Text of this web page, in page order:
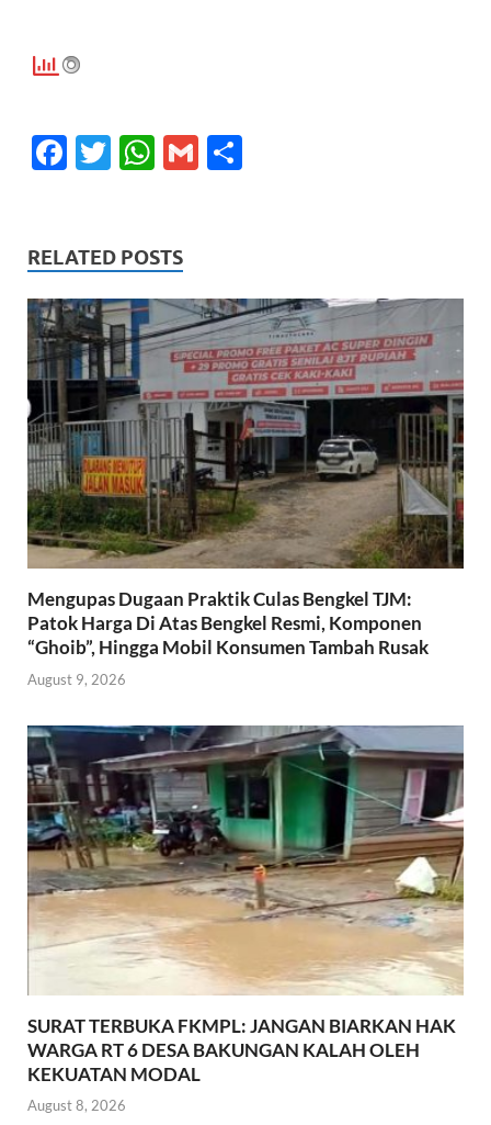
F
b
o
o
k
T
er
W
s
A
p
p
G
RELATED POSTS
Mengupas Dugaan Praktik Culas Bengkel TJM:
Patok Harga Di Atas Bengkel Resmi, Komponen
“Ghoib”, Hingga Mobil Konsumen Tambah Rusak
August 9, 2026
SURAT TERBUKA FKMPL: JANGAN BIARKAN HAK
WARGA RT 6 DESA BAKUNGAN KALAH OLEH
KEKUATAN MODAL
August 8, 2026